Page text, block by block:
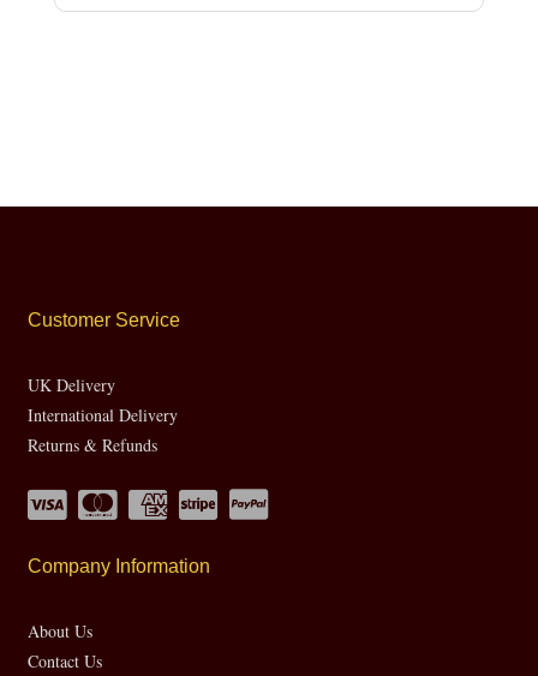
Customer Service
UK Delivery
International Delivery
Returns & Refunds
Company Information
About Us
Contact Us